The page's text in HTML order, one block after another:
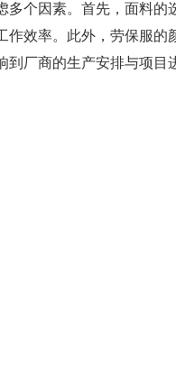
多个因素。首先，面料
作效率。此外，劳保服
厂商的生产安排与项目